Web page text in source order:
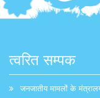
त्वरित सम्पक
जनजातीय मामलों के